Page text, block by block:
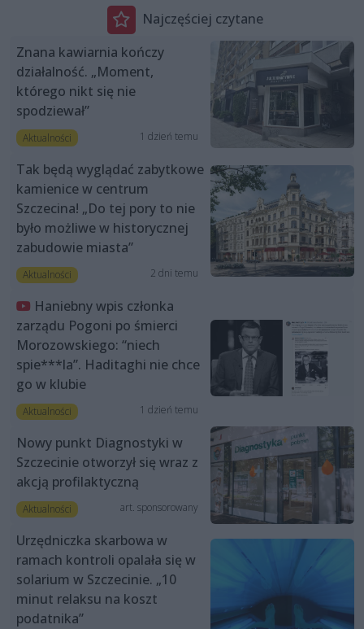
Najczęściej czytane
Znana kawiarnia kończy
działalność. „Moment,
którego nikt się nie
spodziewał”
Aktualności 1 dzień temu
Tak będą wyglądać zabytkowe
kamienice w centrum
Szczecina! „Do tej pory to nie
było możliwe w historycznej
zabudowie miasta”
Aktualności 2 dni temu
Haniebny wpis członka
zarządu Pogoni po śmierci
Morozowskiego: “niech
spie***la”. Haditaghi nie chce
go w klubie
Aktualności 1 dzień temu
Nowy punkt Diagnostyki w
Szczecinie otworzył się wraz z
akcją profilaktyczną
Aktualności art. sponsorowany
Urzędniczka skarbowa w
ramach kontroli opalała się w
solarium w Szczecinie. „10
minut relaksu na koszt
podatnika”